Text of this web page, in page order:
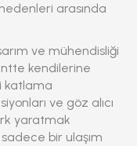
arasında
ve mühendisliği
kendilerine
katlama
ve göz alıcı
yaratmak
bir ulaşım